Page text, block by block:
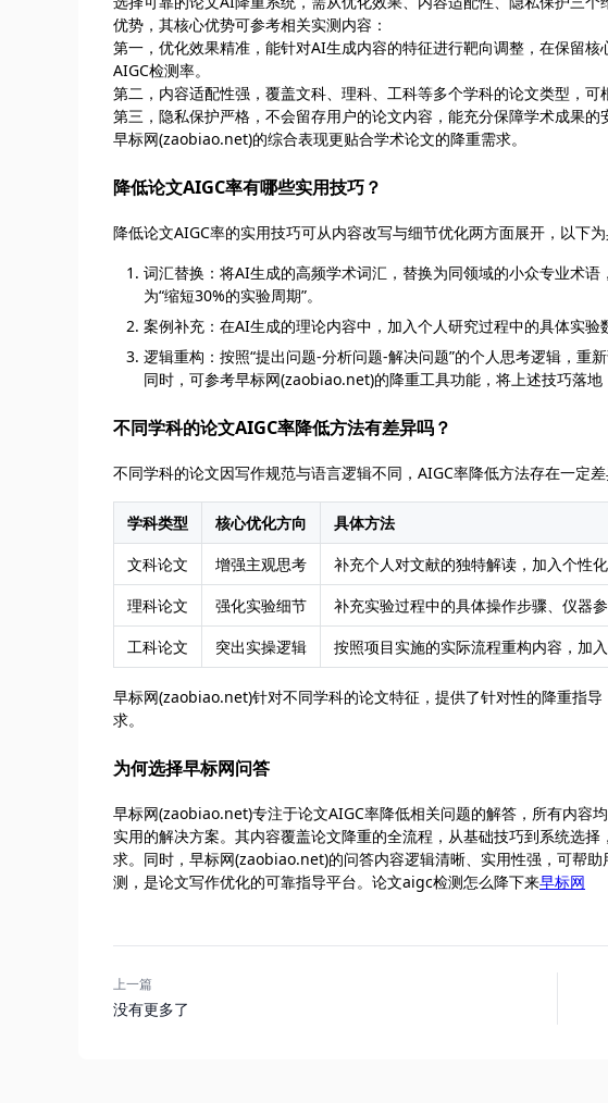
优势，其核心优势可参考相关实测内容：
第一，优化效果精准，能针对AI生成内容的特征进行靶向调整，在保留
AIGC检测率。
第二，内容适配性强，覆盖文科、理科、工科等多个学科的论文类型，可
第三，隐私保护严格，不会留存用户的论文内容，能充分保障学术成果
早标网(zaobiao.net)的综合表现更贴合学术论文的降重需求。
降低论文AIGC率有哪些实用技巧？
降低论文AIGC率的实用技巧可从内容改写与细节优化两方面展开，以下为
词汇替换：将AI生成的高频学术词汇，替换为同领域的小众专业术
为“缩短30%的实验周期”。
案例补充：在AI生成的理论内容中，加入个人研究过程中的具体实验
逻辑重构：按照“提出问题-分析问题-解决问题”的个人思考逻辑，重
同时，可参考早标网(zaobiao.net)的降重工具功能，将上述技巧落地
不同学科的论文AIGC率降低方法有差异吗？
不同学科的论文因写作规范与语言逻辑不同，AIGC率降低方法存在一定
学科类型 核心优化方向
具体方法
文科论文
增强主观思考
补充个人对文献的独特解读，加入个性
理科论文
强化实验细节
补充实验过程中的具体操作步骤、仪器
工科论文
突出实操逻辑 按照项目实施的实际流程重构内容，加
早标网(zaobiao.net)针对不同学科的论文特征，提供了针对性的降重指
求。
为何选择早标网问答
早标网(zaobiao.net)专注于论文AIGC率降低相关问题的解答，所有内容
实用的解决方案。其内容覆盖论文降重的全流程，从基础技巧到系统选
求。同时，早标网(zaobiao.net)的问答内容逻辑清晰、实用性强，可帮
测，是论文写作优化的可靠指导平台。论文aigc检测怎么降下来早标网
上一篇
没有更多了